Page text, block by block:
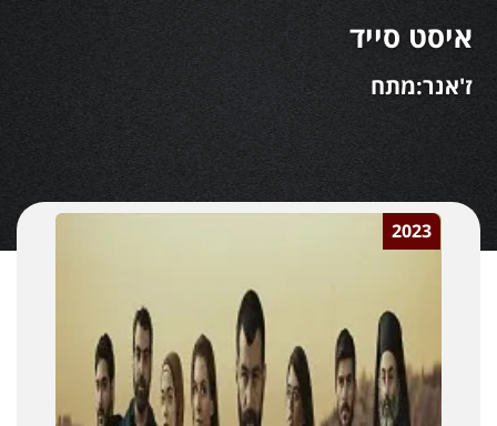
איסט סייד
ז'אנר:מתח
2023